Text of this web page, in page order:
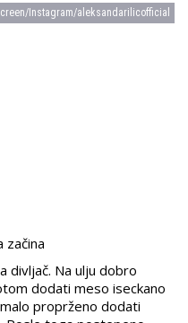
Instagram/aleksandarilicofficial
začina
divljač. Na ulju dobro
dodati meso iseckano
proprženo dodati